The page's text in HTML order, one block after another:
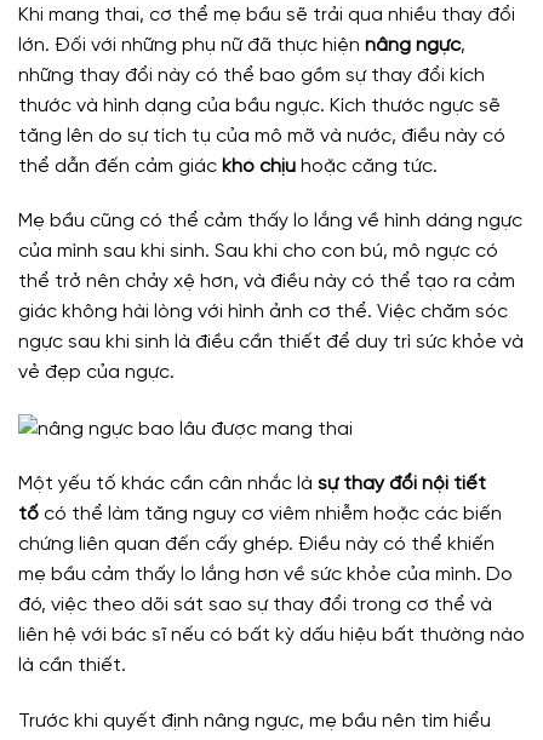
Khi mang thai, cơ thể mẹ bầu sẽ trải qua nhiều thay đổi
lớn. Đối với những phụ nữ đã thực hiện nâng ngực,
những thay đổi này có thể bao gồm sự thay đổi kích
thước và hình dạng của bầu ngực. Kích thước ngực sẽ
tăng lên do sự tích tụ của mô mỡ và nước, điều này có
thể dẫn đến cảm giác khó chịu hoặc căng tức.
Mẹ bầu cũng có thể cảm thấy lo lắng về hình dáng ngực
của mình sau khi sinh. Sau khi cho con bú, mô ngực có
thể trở nên chảy xệ hơn, và điều này có thể tạo ra cảm
giác không hài lòng với hình ảnh cơ thể. Việc chăm sóc
ngực sau khi sinh là điều cần thiết để duy trì sức khỏe và
vẻ đẹp của ngực.
Một yếu tố khác cần cân nhắc là sự thay đổi nội tiết
tố có thể làm tăng nguy cơ viêm nhiễm hoặc các biến
chứng liên quan đến cấy ghép. Điều này có thể khiến
mẹ bầu cảm thấy lo lắng hơn về sức khỏe của mình. Do
đó, việc theo dõi sát sao sự thay đổi trong cơ thể và
liên hệ với bác sĩ nếu có bất kỳ dấu hiệu bất thường nào
là cần thiết.
Trước khi quyết định nâng ngực, mẹ bầu nên tìm hiểu